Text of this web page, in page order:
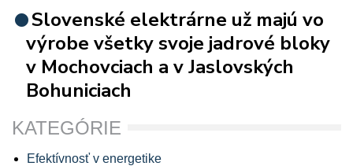
Slovenské elektrárne už majú vo
výrobe všetky svoje jadrové bloky
v Mochovciach a v Jaslovských
Bohuniciach
KATEGÓRIE
Efektívnosť v energetike